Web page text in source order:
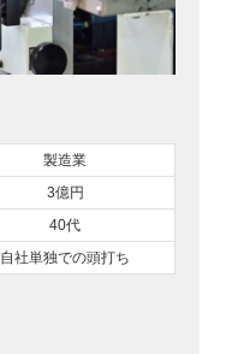
製造業
3億円
40代
自社単独での頭打ち